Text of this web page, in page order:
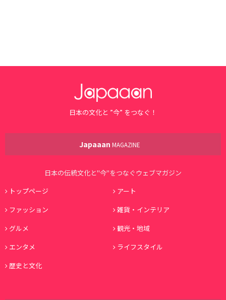
日本の文化と ”今” をつなぐ！
Japaaan MAGAZINE
日本の伝統文化と"今"をつなぐウェブマガジン
トップページ
アート
ファッション
雑貨・インテリア
グルメ
観光・地域
エンタメ
ライフスタイル
歴史と文化